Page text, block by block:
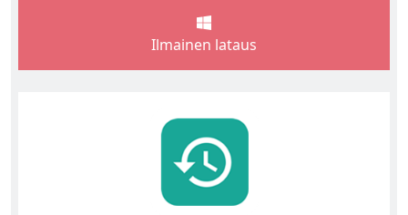
Ilmainen lataus